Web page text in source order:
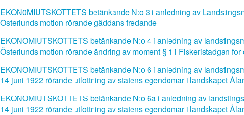
EKON0MIUTSKOTTETS betänkande N:o 3 i anledning av
Österlunds motion rörande gäddans fredande
EKONOMIUTSKOTTETS betänkande N:o 4 i anledning av
Österlunds motion rörande ändring av moment § 1 i Fiskeristadgan
EKONOMIUTSKOTTETS betänkande N:o 6 i anledning av
14 juni 1922 rörande utlottning av statens egendomar i landskapet
EKONOMIUTSKOTTETS betänkande N:o 6a i anledning av
14 juni 1922 rörande utlottning av statens egendomar i landskapet